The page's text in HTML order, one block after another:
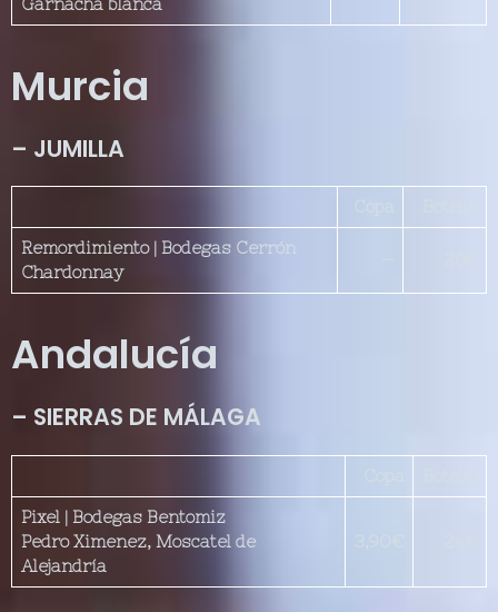
Murcia
– JUMILLA
Remordimiento | Bodegas Cerrón
Chardonnay
Andalucía
– SIERRAS DE MÁLAGA
Pixel | Bodegas Bentomiz
Pedro Ximenez, Moscatel de
Alejandría